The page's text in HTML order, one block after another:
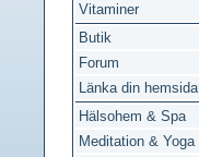
Vitaminer
Butik
Forum
Länka din hemsida
Hälsohem & Spa
Meditation & Yoga